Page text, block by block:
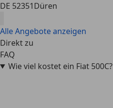
DE 52351Düren
Alle Angebote anzeigen
Direkt zu
FAQ
Wie viel kostet ein Fiat 500C?